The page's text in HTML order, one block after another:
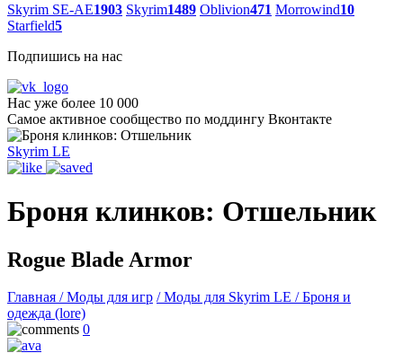
Skyrim SE-AE1903 Skyrim1489 Oblivion471 Morrowind10
Starfield5
Подпишись на нас
Нас уже более 10 000
Самое активное сообщество по моддингу Вконтакте
Skyrim LE
Броня клинков: Отшельник
Rogue Blade Armor
Главная / Моды для игр / Моды для Skyrim LE / Броня и
одежда (lore)
0